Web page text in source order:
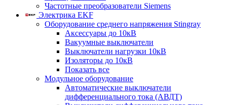
Частотные преобразователи Siemens
Электрика EKF
Оборудование среднего напряжения Stingray
Аксессуары до 10кВ
Вакуумные выключатели
Выключатели нагрузки 10кВ
Изоляторы до 10кВ
Показать все
Модульное оборудование
Автоматические выключатели
дифференциального тока (АВДТ)